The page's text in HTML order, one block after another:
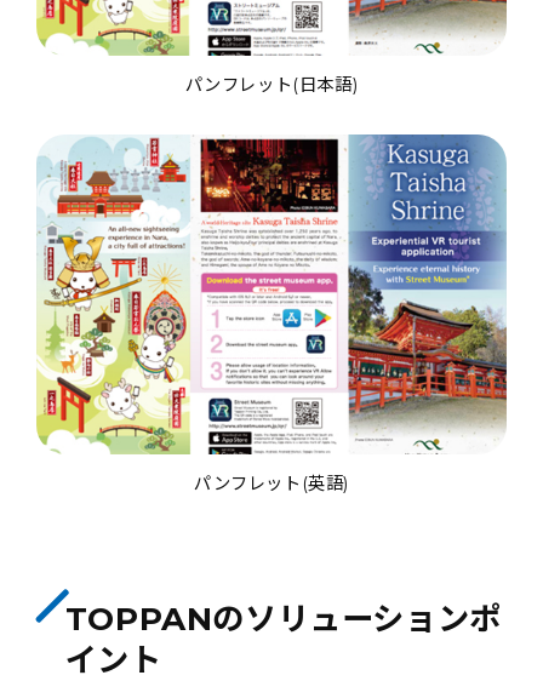
パンフレット(日本語)
パンフレット(英語)
TOPPANのソリューションポ
イント